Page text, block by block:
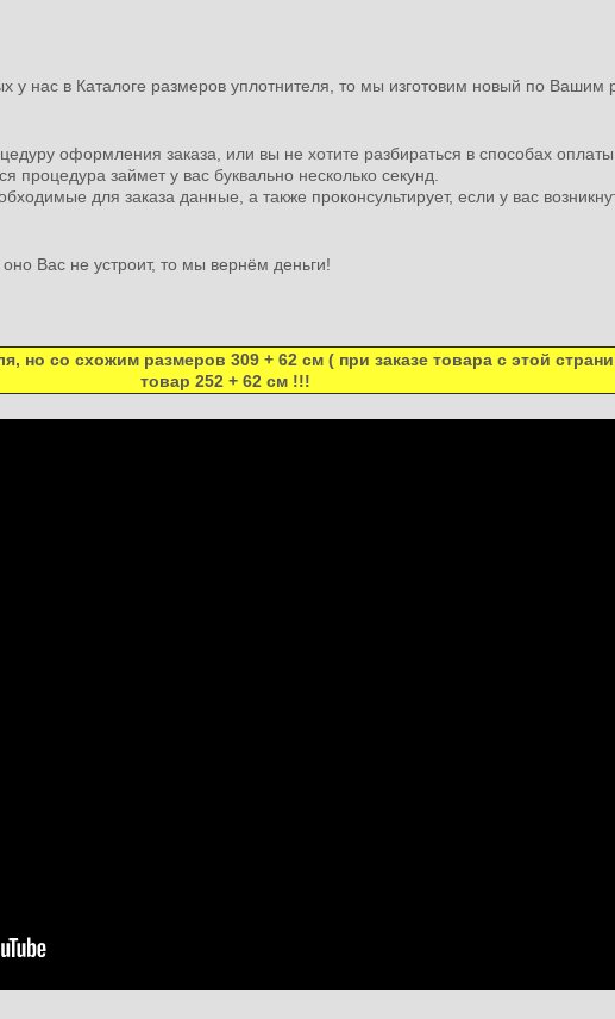
у нас в Каталоге размеров уплотнителя, то мы изготовим новый по Вашим
оформления заказа, или вы не хотите разбираться в способах оплаты
займет у вас буквально несколько секунд.
для заказа данные, а также проконсультирует, если у вас
Вас не устроит, то мы вернём деньги!
но со схожим размеров 309 + 62 см ( при заказе товара с этой
товар 252 + 62 см !!!